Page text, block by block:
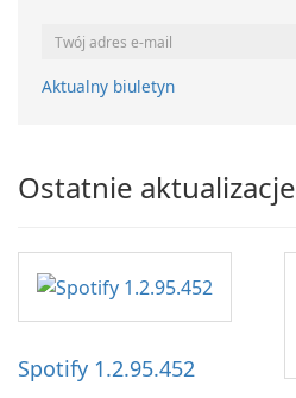
Aktualny biuletyn
Ostatnie aktualizacje
Spotify 1.2.95.452